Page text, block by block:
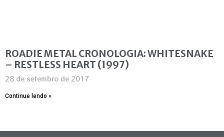
ROADIE METAL CRONOLOGIA: WHITESNAKE
– RESTLESS HEART (1997)
28 de setembro de 2017
Continue lendo »